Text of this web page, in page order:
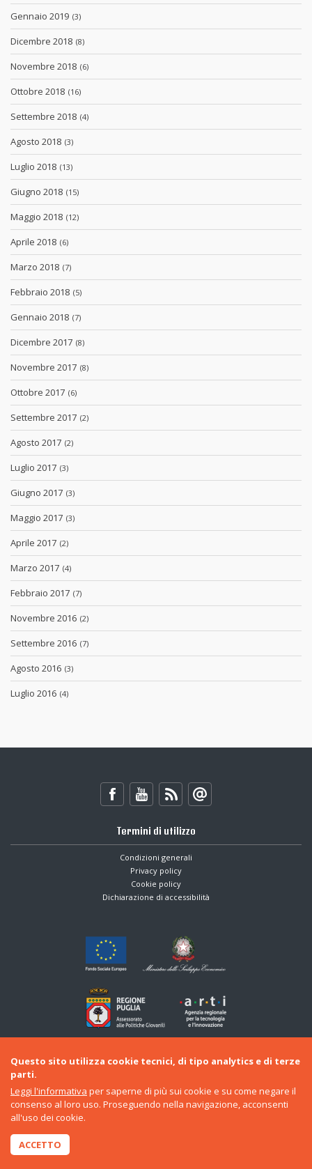
Gennaio 2019 (3)
Dicembre 2018 (8)
Novembre 2018 (6)
Ottobre 2018 (16)
Settembre 2018 (4)
Agosto 2018 (3)
Luglio 2018 (13)
Giugno 2018 (15)
Maggio 2018 (12)
Aprile 2018 (6)
Marzo 2018 (7)
Febbraio 2018 (5)
Gennaio 2018 (7)
Dicembre 2017 (8)
Novembre 2017 (8)
Ottobre 2017 (6)
Settembre 2017 (2)
Agosto 2017 (2)
Luglio 2017 (3)
Giugno 2017 (3)
Maggio 2017 (3)
Aprile 2017 (2)
Marzo 2017 (4)
Febbraio 2017 (7)
Novembre 2016 (2)
Settembre 2016 (7)
Agosto 2016 (3)
Luglio 2016 (4)
Termini di utilizzo
Condizioni generali
Privacy policy
Cookie policy
Dichiarazione di accessibilità
PO Puglia 2014/2020
Questo sito utilizza cookie tecnici, di tipo analytics e di terze
parti.
Leggi l'informativa per saperne di più sui cookie e su come negare il
consenso al loro uso. Proseguendo nella navigazione, acconsenti
all'uso dei cookie.
ACCETTO